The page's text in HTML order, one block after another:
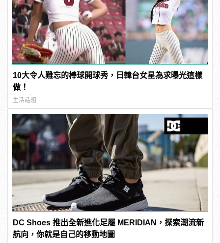
10大令人難忘的棒球開球秀，日韓台女星為求曝光這樣
做！
生活話題
DC Shoes 推出全新進化足履 MERIDIAN，探索潮流新
航向，你就是自己的移動地圖